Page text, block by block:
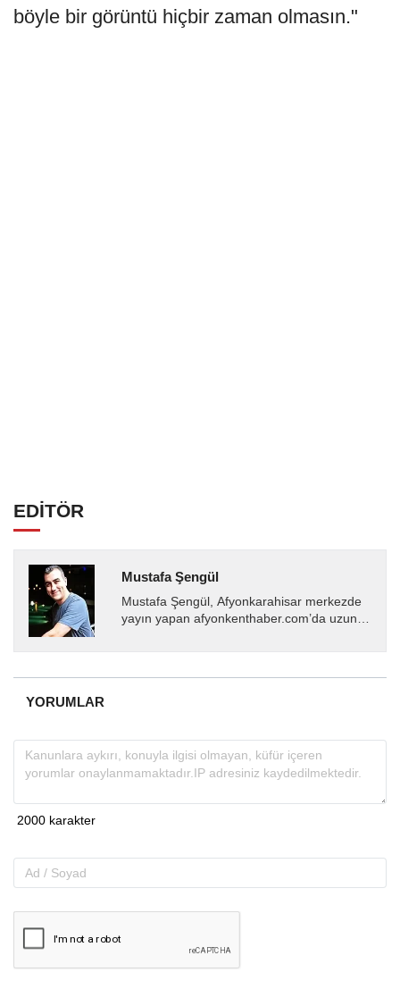
böyle bir görüntü hiçbir zaman olmasın."
EDİTÖR
Mustafa Şengül
Mustafa Şengül, Afyonkarahisar merkezde
yayın yapan afyonkenthaber.com’da uzun
almakta, haber akışı...
YORUMLAR